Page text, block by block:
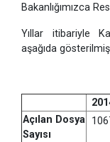
Bakanlığımızca
Yıllar itibariyle
aşağıda
Açılan Dosya
Sayısı